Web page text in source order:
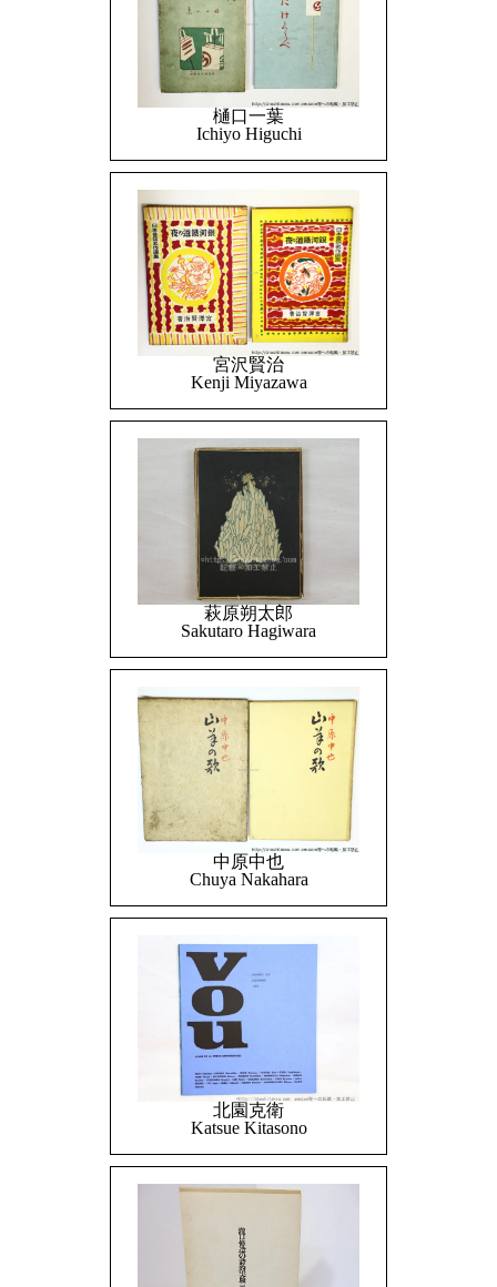
樋口一葉
Ichiyo Higuchi
宮沢賢治
Kenji Miyazawa
萩原朔太郎
Sakutaro Hagiwara
中原中也
Chuya Nakahara
北園克衛
Katsue Kitasono